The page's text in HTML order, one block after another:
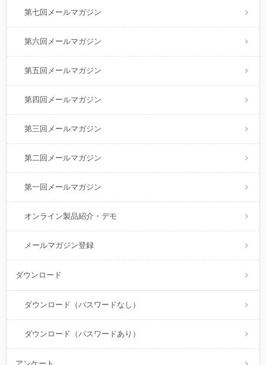
第七回メールマガジン
第六回メールマガジン
第五回メールマガジン
第四回メールマガジン
第三回メールマガジン
第二回メールマガジン
第一回メールマガジン
オンライン製品紹介・デモ
メールマガジン登録
ダウンロード
ダウンロード（パスワードなし）
ダウンロード（パスワードあり）